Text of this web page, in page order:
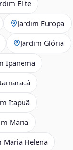
Elite
Jardim Europa
Jardim Glória
Ipanema
Itapuã
Maria
Maria Helena